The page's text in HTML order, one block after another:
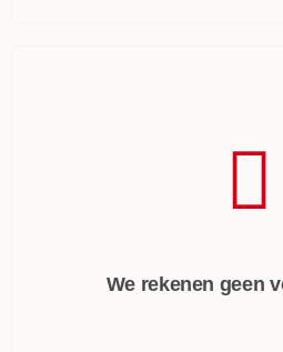
We rekenen geen